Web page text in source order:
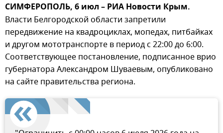
СИМФЕРОПОЛЬ, 6 июл – РИА Новости Крым.
Власти Белгородской области запретили
передвижение на квадроциклах, мопедах, питбайках
и другом мототранспорте в период с 22:00 до 6:00.
Соответствующее постановление, подписанное врио
губернатора Александром Шуваевым, опубликовано
на сайте правительства региона.